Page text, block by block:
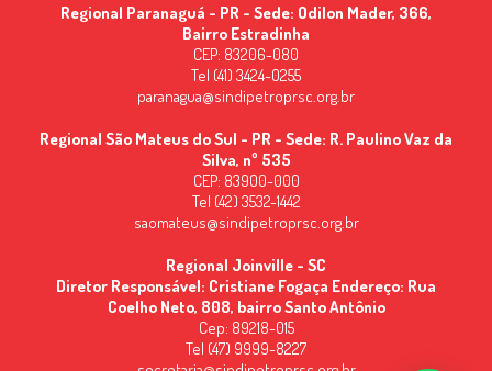
Regional Paranaguá - PR - Sede: Odilon Mader, 366,
Bairro Estradinha
CEP: 83206-080
Tel (41) 3424-0255
paranagua@sindipetroprsc.org.br
Regional São Mateus do Sul - PR - Sede: R. Paulino Vaz da
Silva, nº 535
CEP: 83900-000
Tel (42) 3532-1442
saomateus@sindipetroprsc.org.br
Regional Joinville - SC
Diretor Responsável: Cristiane Fogaça Endereço: Rua
Coelho Neto, 808, bairro Santo Antônio
Cep: 89218-015
Tel (47) 9999-8227